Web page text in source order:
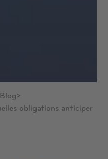
Blog>
obligations anticiper